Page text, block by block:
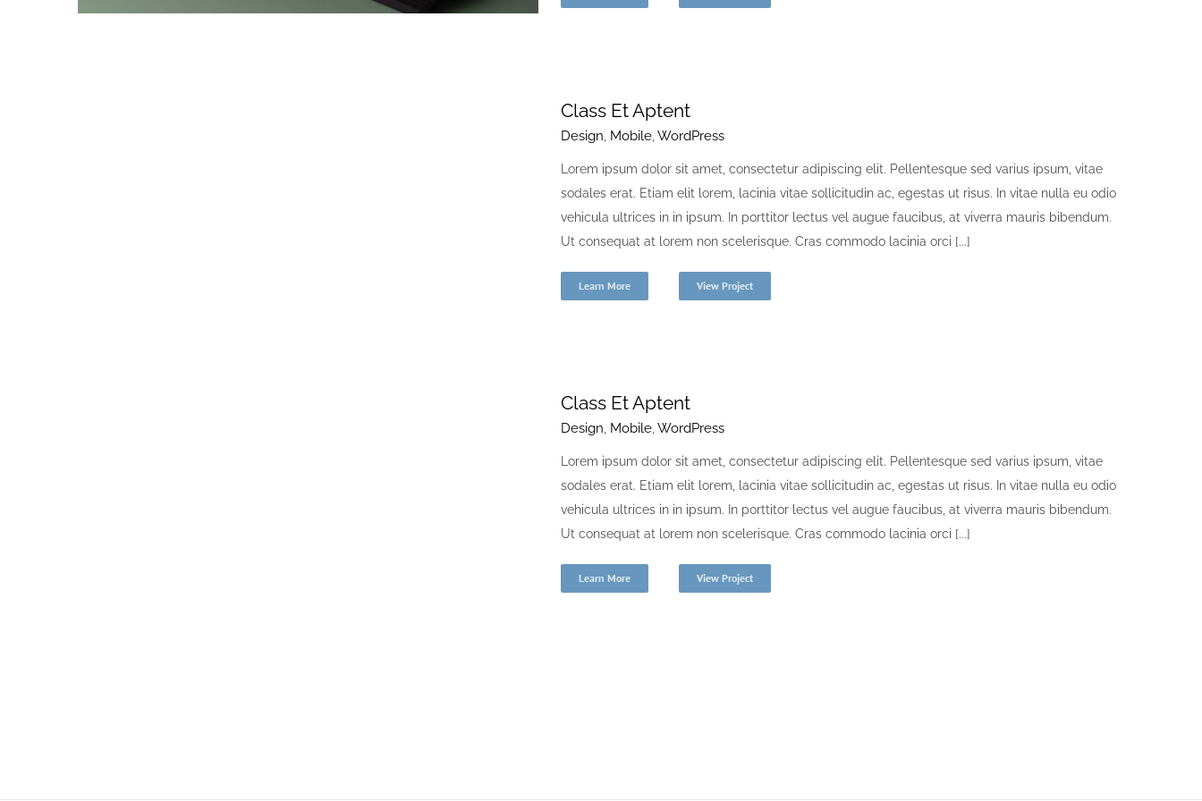
Class Et Aptent
Design, Mobile,WordPress
Lorem ipsum dolor sit amet, consectetur adipiscing elit. Pellentesque sed varius ipsum, vitae
sodales erat. Etiam elit lorem, lacinia vitae sollicitudin ac, egestas ut risus. In vitae nulla eu odio
vehicula ultrices in in ipsum. In porttitor lectus vel augue faucibus, at viverra mauris bibendum.
Ut consequat at lorem non scelerisque. Cras commodo lacinia orci [...]
Learn More View Project
Class Et Aptent
Design, Mobile,WordPress
Lorem ipsum dolor sit amet, consectetur adipiscing elit. Pellentesque sed varius ipsum, vitae
sodales erat. Etiam elit lorem, lacinia vitae sollicitudin ac, egestas ut risus. In vitae nulla eu odio
vehicula ultrices in in ipsum. In porttitor lectus vel augue faucibus, at viverra mauris bibendum.
Ut consequat at lorem non scelerisque. Cras commodo lacinia orci [...]
Learn More View Project